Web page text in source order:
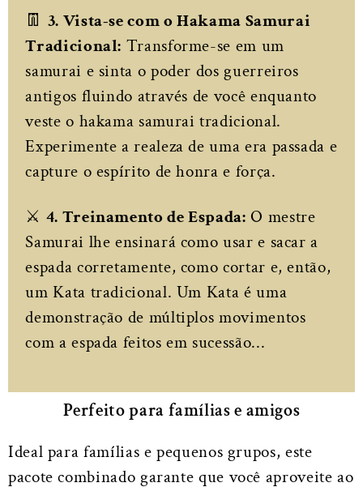
👖 3. Vista-se com o Hakama Samurai
Tradicional: Transforme-se em um
samurai e sinta o poder dos guerreiros
antigos fluindo através de você enquanto
veste o hakama samurai tradicional.
Experimente a realeza de uma era passada e
capture o espírito de honra e força.
⚔️ 4. Treinamento de Espada: O mestre
Samurai lhe ensinará como usar e sacar a
espada corretamente, como cortar e, então,
um Kata tradicional. Um Kata é uma
demonstração de múltiplos movimentos
com a espada feitos em sucessão...
Perfeito para famílias e amigos
Ideal para famílias e pequenos grupos, este
pacote combinado garante que você aproveite ao